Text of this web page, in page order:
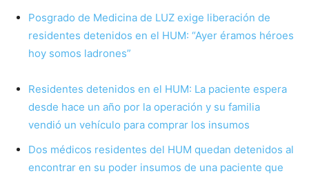
Posgrado de Medicina de LUZ exige liberación de
residentes detenidos en el HUM: “Ayer éramos héroes
hoy somos ladrones”
Residentes detenidos en el HUM: La paciente espera
desde hace un año por la operación y su familia
vendió un vehículo para comprar los insumos
Dos médicos residentes del HUM quedan detenidos al
encontrar en su poder insumos de una paciente que